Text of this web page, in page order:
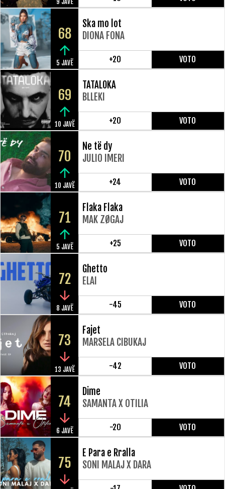
68
5 JAVË
Ska mo lot
DIONA FONA
+20 VOTO
69
10 JAVË
TATALOKA
BLLEKI
+20 VOTO
70
10 JAVË
Ne të dy
JULIO IMERI
+24 VOTO
71
5 JAVË
Flaka Flaka
MAK ZØGAJ
+25 VOTO
72
8 JAVË
Ghetto
ELAI
-45 VOTO
73
13 JAVË
Fajet
MARSELA CIBUKAJ
-42 VOTO
74
6 JAVË
Dime
SAMANTA X OTILIA
-20 VOTO
75
E Para e Rralla
SONI MALAJ X DARA